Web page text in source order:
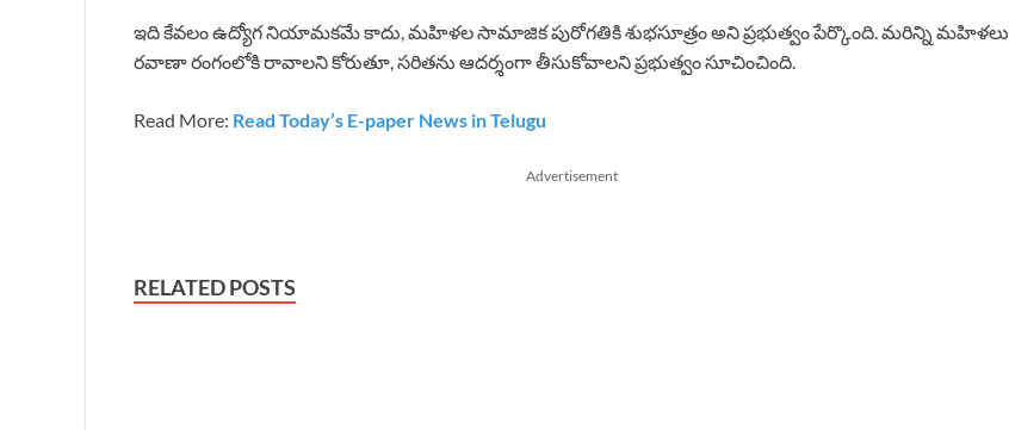
ఇది కేవలం ఉద్యోగ నియామకమే కాదు, మహిళల సామాజిక పురోగతికి శుభసూత్రం అని ప్రభుత్వం పేర్కొంది. మరిన్ని మహిళలు
రవాణా రంగంలోకి రావాలని కోరుతూ, సరితను ఆదర్శంగా తీసుకోవాలని ప్రభుత్వం సూచించింది.
Read More: Read Today’s E-paper News in Telugu
Advertisement
RELATED POSTS